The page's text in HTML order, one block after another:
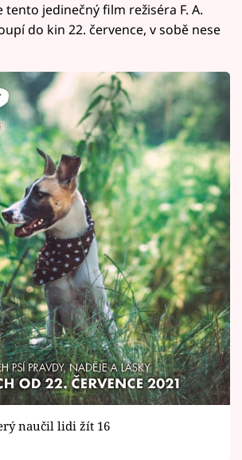
tento jedinečný film režiséra F. A.
do kin 22. července, v sobě nese
naučil lidi žít 16